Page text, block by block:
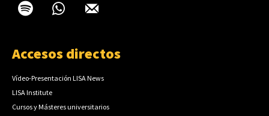
Accesos directos
Vídeo-Presentación LISA News
LISA Institute
Cursos y Másteres universitarios